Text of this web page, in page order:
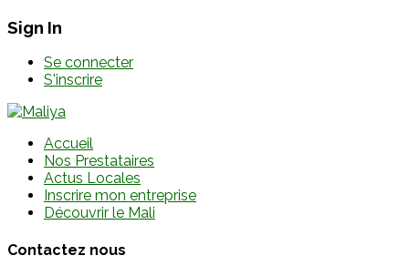
Sign In
Se connecter
S'inscrire
Accueil
Nos Prestataires
Actus Locales
Inscrire mon entreprise
Découvrir le Mali
Contactez nous